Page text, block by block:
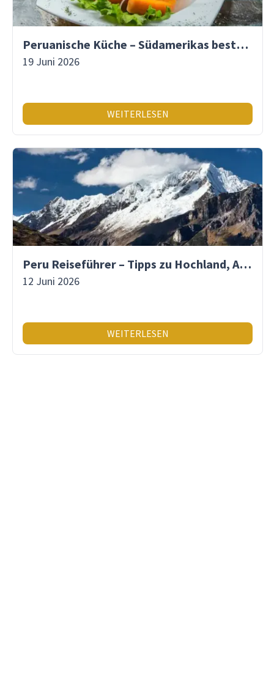
Peruanische Küche – Südamerikas beste Gastronomie
19 Juni 2026
WEITERLESEN
Peru Reiseführer – Tipps zu Hochland, Amazonas & Inka-Erbe
12 Juni 2026
WEITERLESEN